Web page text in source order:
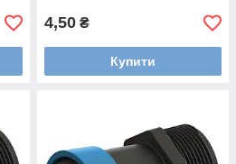
4,50 ₴
Купити